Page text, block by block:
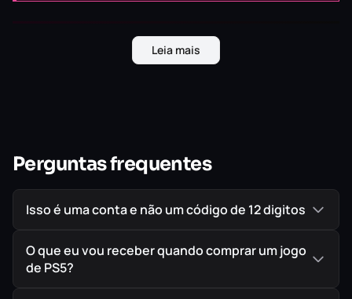
★ O FESTIVAL DEFINITIVO.
Curta as melhores experiências que a cultura do
automobilismo proporciona neste festival que
dura o ano inteiro.The Crew Motorfesttem
impressionantes do planeta: a ilha de O’ahu, no
Leia mais
Perguntas frequentes
Isso é uma conta e não um código de 12 digitos
O que eu vou receber quando comprar um jogo
de PS5?